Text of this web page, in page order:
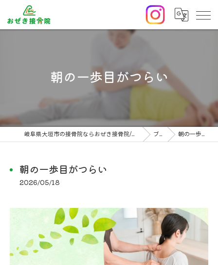
朝の一歩目がつらい
岐阜県大垣市の接骨院ならおぜき接骨院/整体院｜腰痛/交通事故治療/肩こり ブログ 朝の一歩目がつらい
朝の一歩目がつらい
2026/05/18